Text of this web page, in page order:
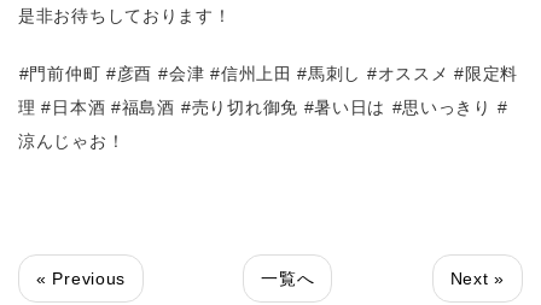
是非お待ちしております！
⁡#門前仲町 #彦酉⁡ #会津 #信州上田 #馬刺し #オススメ #限定料
理 #日本酒 #福島酒⁡ #売り切れ御免 #暑い日は⁡ #思いっきり #
涼んじゃお！
« Previous 一覧へ Next »